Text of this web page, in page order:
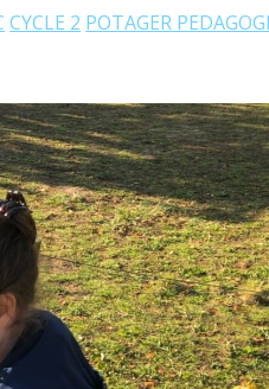
CYCLE 2 POTAGER